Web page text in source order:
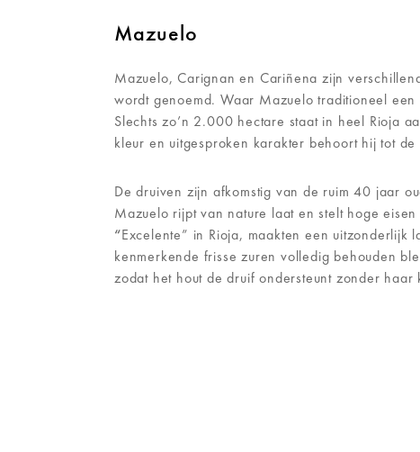
Mazuelo
Mazuelo, Carignan en Cariñena zijn
wordt genoemd. Waar Mazuelo traditioneel
Slechts zo’n 2.000 hectare staat in heel Rioja
kleur en uitgesproken karakter behoort hij tot
De druiven zijn afkomstig van de ruim 40 jaar
Mazuelo rijpt van nature laat en stelt hoge
“Excelente” in Rioja, maakten een
kenmerkende frisse zuren volledig behouden
zodat het hout de druif ondersteunt zonder